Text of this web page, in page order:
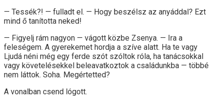
— Tessék?! — fulladt el. — Hogy beszélsz az anyáddal? Ezt
mind ő tanította neked!
— Figyelj rám nagyon — vágott közbe Zsenya. — Ira a
feleségem. A gyerekemet hordja a szíve alatt. Ha te vagy
Ljudá néni még egy ferde szót szóltok róla, ha tanácsokkal
vagy követelésekkel beleavatkoztok a családunkba — többé
nem láttok. Soha. Megértetted?
A vonalban csend lógott.